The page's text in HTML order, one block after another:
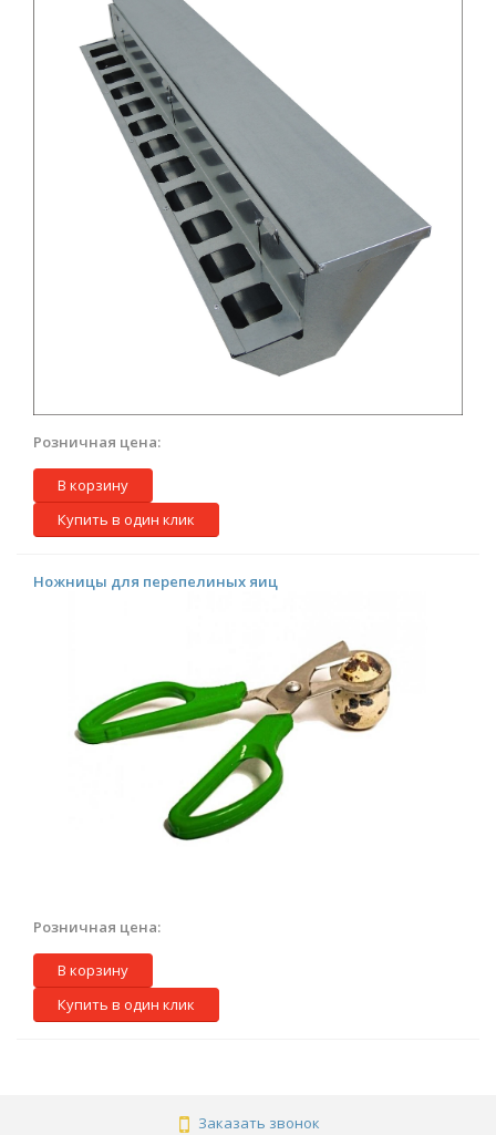
Розничная цена:
В корзину
Купить в один клик
Ножницы для перепелиных яиц
Розничная цена:
В корзину
Купить в один клик
Заказать звонок